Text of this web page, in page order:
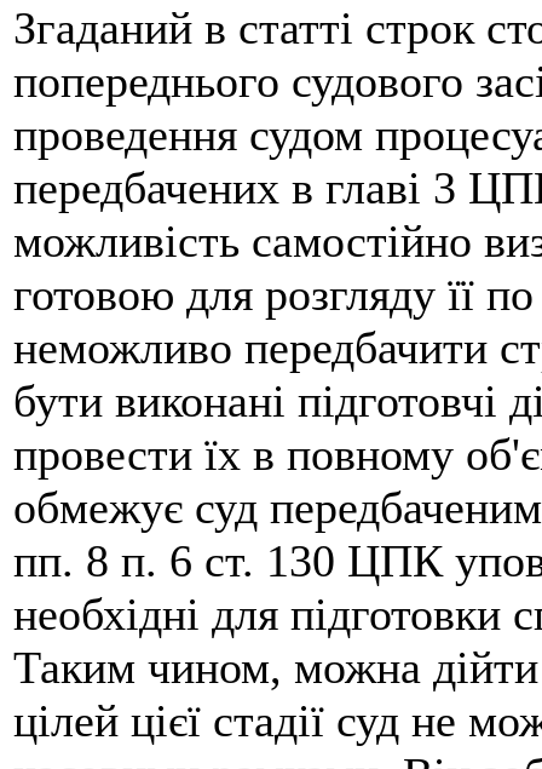
Згаданий в статті строк
попереднього судового
проведення судом
передбачених в главі 3
можливість самостійно
готовою для розгляду її
неможливо передбачити
бути виконані підготовчі
провести їх в повному
обмежує суд
пп. 8 п. 6 ст. 130 ЦПК
необхідні для підготовки
Таким чином, можна
цілей цієї стадії суд не